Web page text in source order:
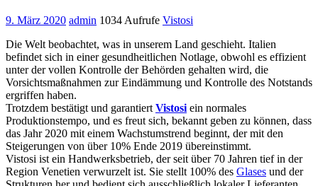
9. März 2020 admin 1034 Aufrufe Vistosi
Die Welt beobachtet, was in unserem Land geschieht. Italien
befindet sich in einer gesundheitlichen Notlage, obwohl es effizient
unter der vollen Kontrolle der Behörden gehalten wird, die
Vorsichtsmaßnahmen zur Eindämmung und Kontrolle des Notstands
ergriffen haben.
Trotzdem bestätigt und garantiert Vistosi ein normales
Produktionstempo, und es freut sich, bekannt geben zu können, dass
das Jahr 2020 mit einem Wachstumstrend beginnt, der mit den
Steigerungen von über 10% Ende 2019 übereinstimmt.
Vistosi ist ein Handwerksbetrieb, der seit über 70 Jahren tief in der
Region Venetien verwurzelt ist. Sie stellt 100% des Glases und der